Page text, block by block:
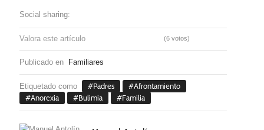
Social sharing:
Valora este artículo (6 votos)
Publicado en Familiares
Etiquetado como Padres
Afrontamiento
Anorexia
Bulimia Familia